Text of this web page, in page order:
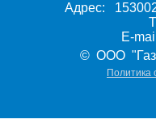
Адрес:
E-
© ООО
Политика